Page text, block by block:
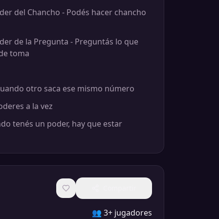
del Chancho - Podés hacer chancho
de la Pregunta - Preguntás lo que
toma
otro saca ese mismo número
a la vez
tenés un poder, hay que estar
👥 3+ jugadores